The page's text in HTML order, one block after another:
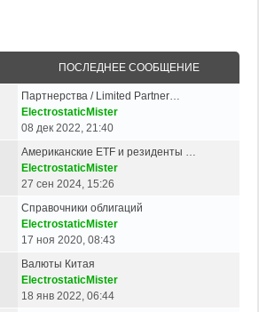
ПОСЛЕДНЕЕ СООБЩЕНИЕ
Партнерства / Limited Partner…
ElectrostaticMister
08 дек 2022, 21:40
Американские ETF и резиденты …
ElectrostaticMister
27 сен 2024, 15:26
Справочники облигаций
ElectrostaticMister
17 ноя 2020, 08:43
Валюты Китая
ElectrostaticMister
18 янв 2022, 06:44